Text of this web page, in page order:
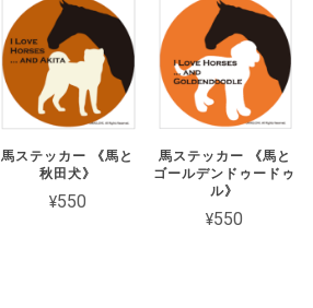
馬ステッカー 《馬と
秋田犬》
¥550
馬ステッカー 《馬と
ゴールデンドゥードゥ
ル》
¥550